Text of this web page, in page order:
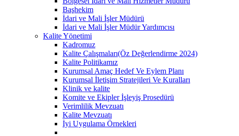
Başhekim
İdari ve Mali İşler Müdürü
İdari ve Mali İşler Müdür Yardımcısı
Kalite Yönetimi
Kadromuz
Kalite Çalışmaları(Öz Değerlendirme 2024)
Kalite Politikamız
Kurumsal Amaç Hedef Ve Eylem Planı
Kurumsal İletişim Stratejileri Ve Kuralları
Klinik ve kalite
Komite ve Ekipler İşleyiş Prosedürü
Verimlilik Mevzuatı
Kalite Mevzuatı
İyi Uygulama Örnekleri